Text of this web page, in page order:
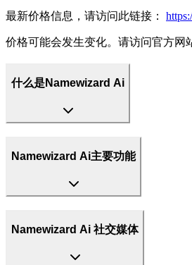
最新价格信息，请访问此链接：
价格可能会发生变化。请访问官方网
什么是Namewizard Ai
Namewizard Ai主要功能
Namewizard Ai 社交媒体